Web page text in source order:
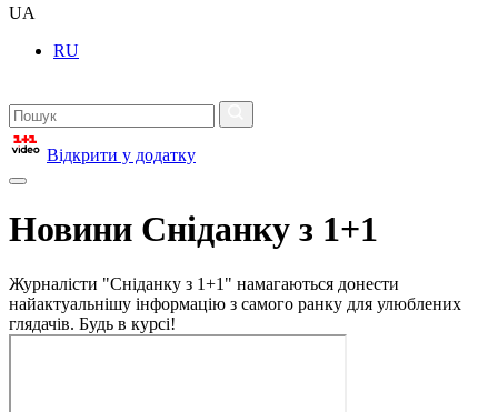
UA
RU
Відкрити у додатку
Новини Сніданку з 1+1
Журналісти "Сніданку з 1+1" намагаються донести
найактуальнішу інформацію з самого ранку для улюблених
глядачів. Будь в курсі!